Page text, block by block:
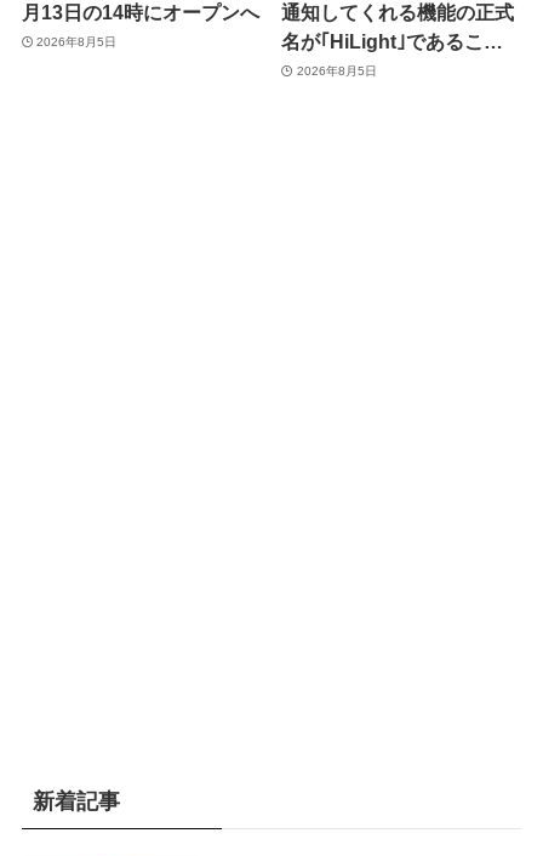
月13日の14時にオープンへ
2026年8月5日
通知してくれる機能の正式
名が｢HiLight｣であること
が確認される
2026年8月5日
新着記事